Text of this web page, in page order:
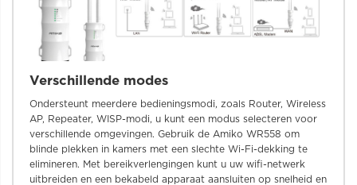
Verschillende modes
Ondersteunt meerdere bedieningsmodi, zoals Router, Wireless
AP, Repeater, WISP-modi, u kunt een modus selecteren voor
verschillende omgevingen. Gebruik de Amiko WR558 om
blinde plekken in kamers met een slechte Wi-Fi-dekking te
elimineren. Met bereikverlengingen kunt u uw wifi-netwerk
uitbreiden en een bekabeld apparaat aansluiten op snelheid en